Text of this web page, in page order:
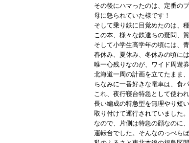
その後にハマったのは、定番の
母に怒られていた様です！
そして乗り鉄に目覚めたのは、
この本、様々な鉄達ちの疑問、
そして小学生高学年の頃には、
春休み、夏休み、冬休みの頃に
唯一心残りなのが、ワイド周遊
北海道一周の計画を立てたまま
ちなみに一番好きな電車は、食
これ、夜行寝台特急として使わ
長い編成の特急型を無理やり短
取り付けて運行されていました。
なので、片側は特急の顔なのに
運転台でした。そんなのっぺら